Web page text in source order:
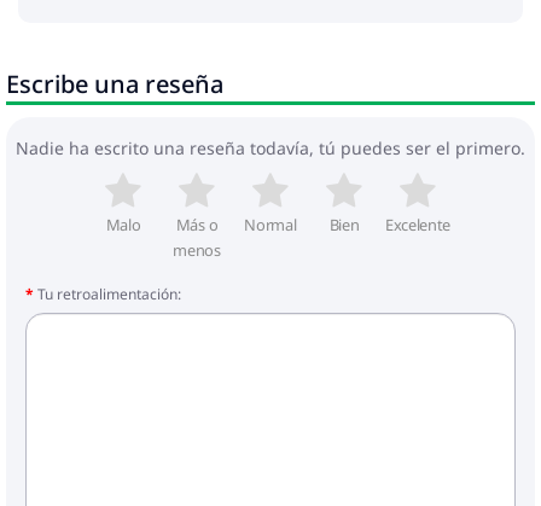
Equipo:
- Bolsa de transporte con correa
- Parachoque
- Carro de la compra
Escribe una reseña
Nadie ha escrito una reseña todavía, tú puedes ser el primero.
Malo
Más o
menos
Normal Bien Excelente
Tu retroalimentación: